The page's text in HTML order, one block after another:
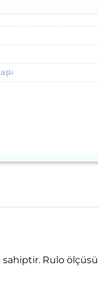
sahiptir. Rulo ölçüsü